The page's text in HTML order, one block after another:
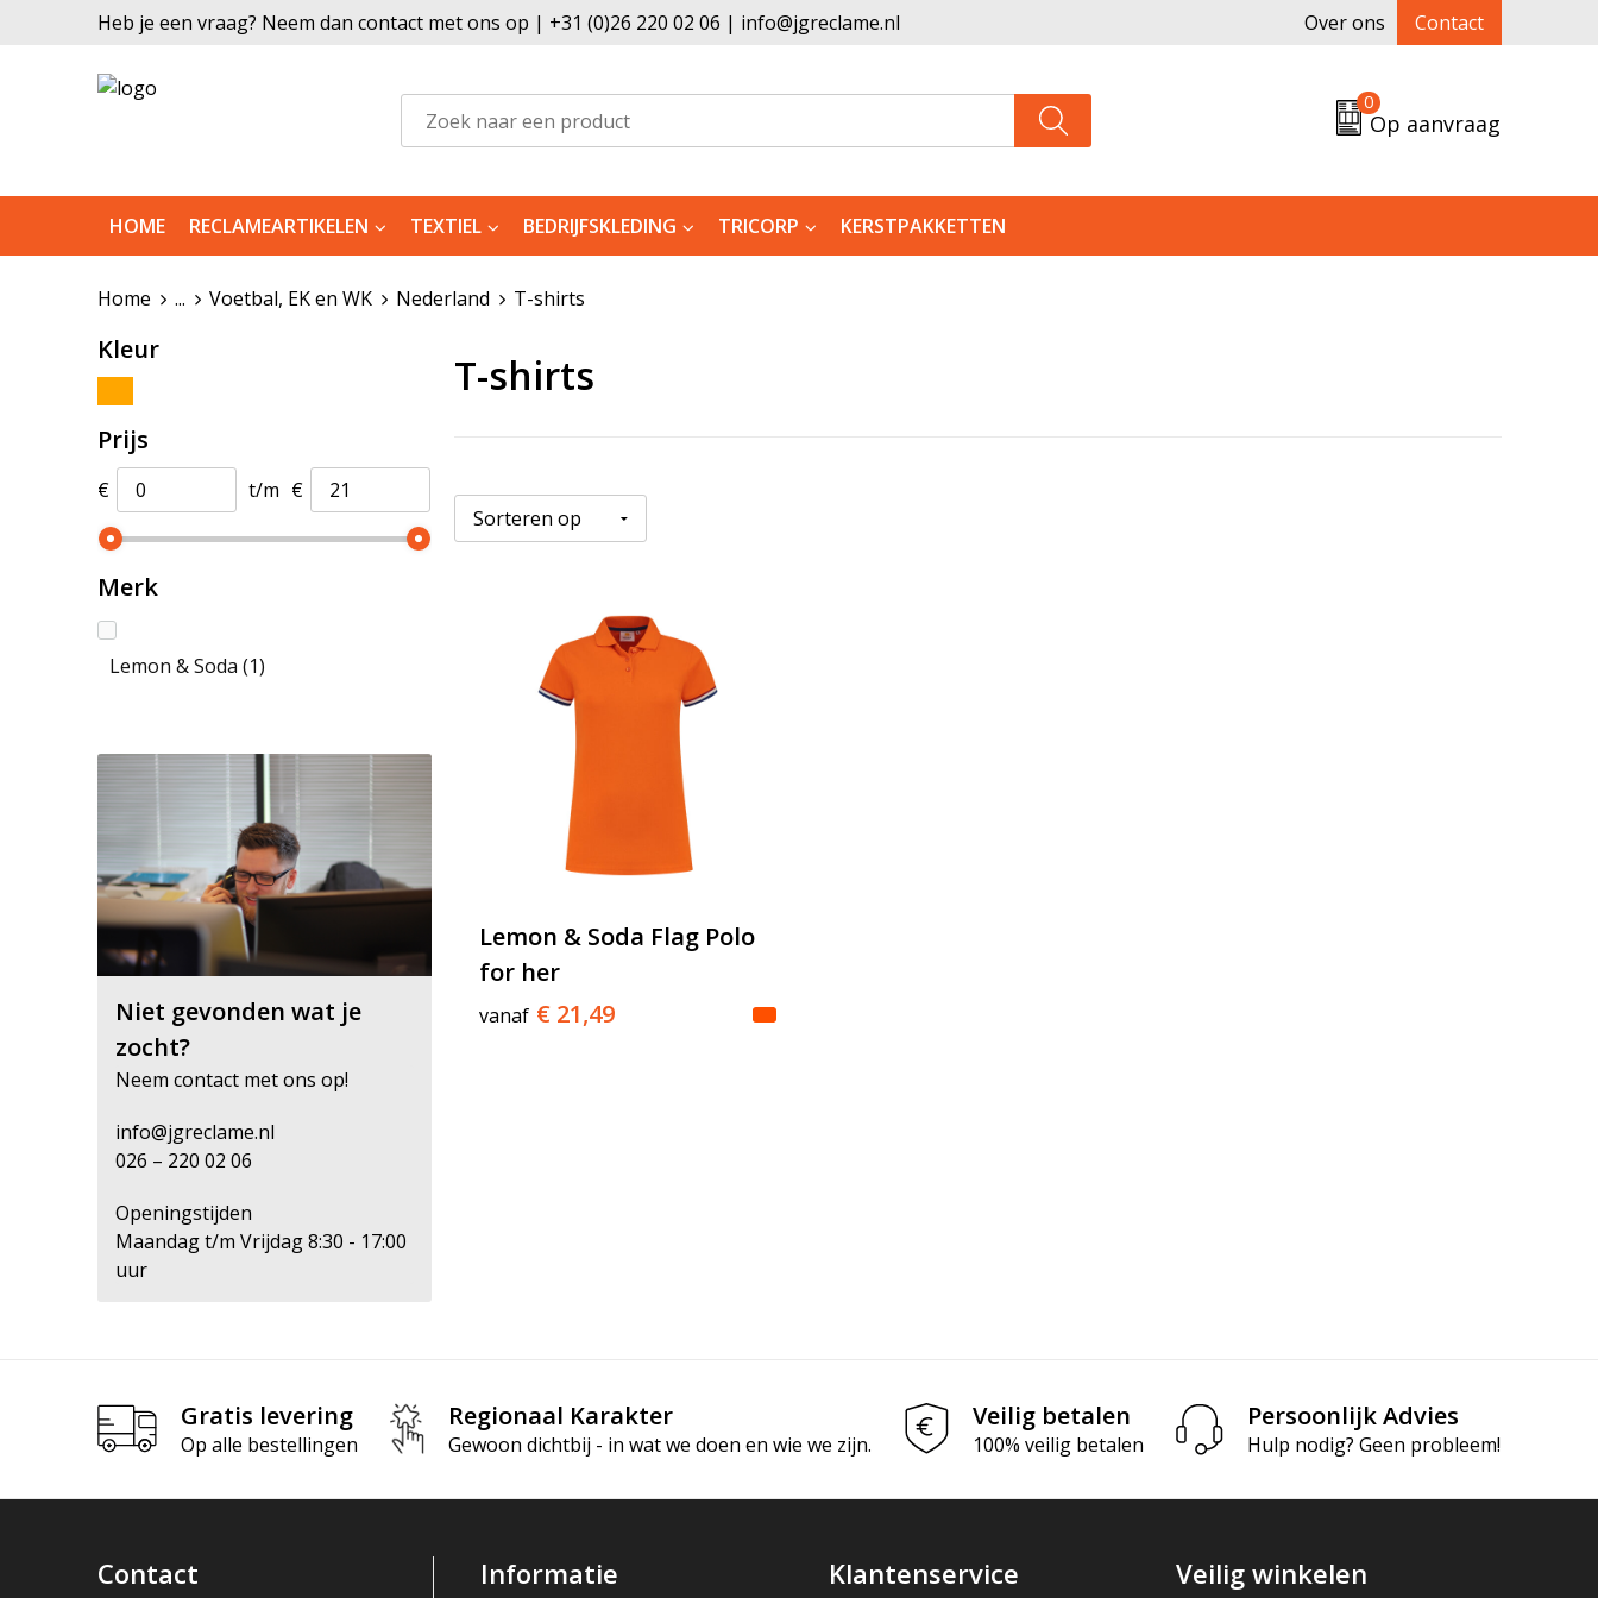
Heb je een vraag? Neem dan contact met ons op | +31 (0)26 220 02 06 | info@jgreclame.nl Over ons Contact
0
Op aanvraag
HOME RECLAMEARTIKELEN TEXTIEL BEDRIJFSKLEDING TRICORP KERSTPAKKETTEN
Home ... Voetbal, EK en WK Nederland T-shirts
Kleur
Prijs
€ t/m €
Merk
Lemon & Soda (1)
Niet gevonden wat je
zocht?
Neem contact met ons op!
info@jgreclame.nl
026 – 220 02 06
Openingstijden
Maandag t/m Vrijdag 8:30 - 17:00
uur
T-shirts
Lemon & Soda Flag Polo
for her
vanaf € 21,49
Gratis levering
Op alle bestellingen
Regionaal Karakter
Gewoon dichtbij - in wat we doen en wie we zijn.
Veilig betalen
100% veilig betalen
Persoonlijk Advies
Hulp nodig? Geen probleem!
Contact Informatie Klantenservice Veilig winkelen